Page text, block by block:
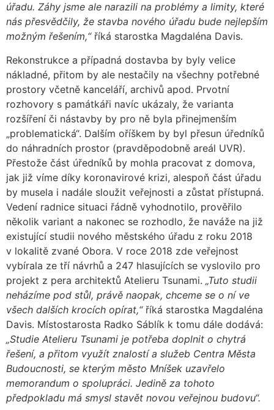
úřadu. Záhy jsme ale narazili na problémy a limity, které
nás přesvědčily, že stavba nového úřadu bude nejlepším
možným řešením,“říká starostka Magdaléna Davis.
Rekonstrukce a případná dostavba by byly velice
nákladné, přitom by ale nestačily na všechny potřebné
prostory včetně kanceláří, archivů apod. Prvotní
rozhovory s památkáři navíc ukázaly, že varianta
rozšíření či nástavby by pro ně byla přinejmenším
„problematická“. Dalším oříškem by byl přesun úředníků
do náhradních prostor (pravděpodobně areál UVR).
Přestože část úředníků by mohla pracovat z domova,
jak již víme díky koronavirové krizi, alespoň část úřadu
by musela i nadále sloužit veřejnosti a zůstat přístupná.
Vedení radnice situaci řádně vyhodnotilo, prověřilo
několik variant a nakonec se rozhodlo, že naváže na již
existující studii nového městského úřadu z roku 2018
v lokalitě zvané Obora. V roce 2018 zde veřejnost
vybírala ze tří návrhů a 247 hlasujících se vyslovilo pro
projekt z pera architektů Atelieru Tsunami. „Tuto studii
neházíme pod stůl, právě naopak, chceme se o ní ve
všech dalších krocích opírat,“ říká starostka Magdaléna
Davis. Místostarosta Radko Sáblík k tomu dále dodává:
„Studie Atelieru Tsunami je potřeba doplnit o chytrá
řešení, a přitom využít znalostí a služeb Centra Města
Budoucnosti, se kterým město Mníšek uzavřelo
memorandum o spolupráci. Jedině za tohoto
předpokladu má smysl stavět novou veřejnou budovu“.